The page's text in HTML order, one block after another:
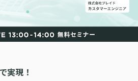
Web接客を実施し、事業成長を実現
実現！